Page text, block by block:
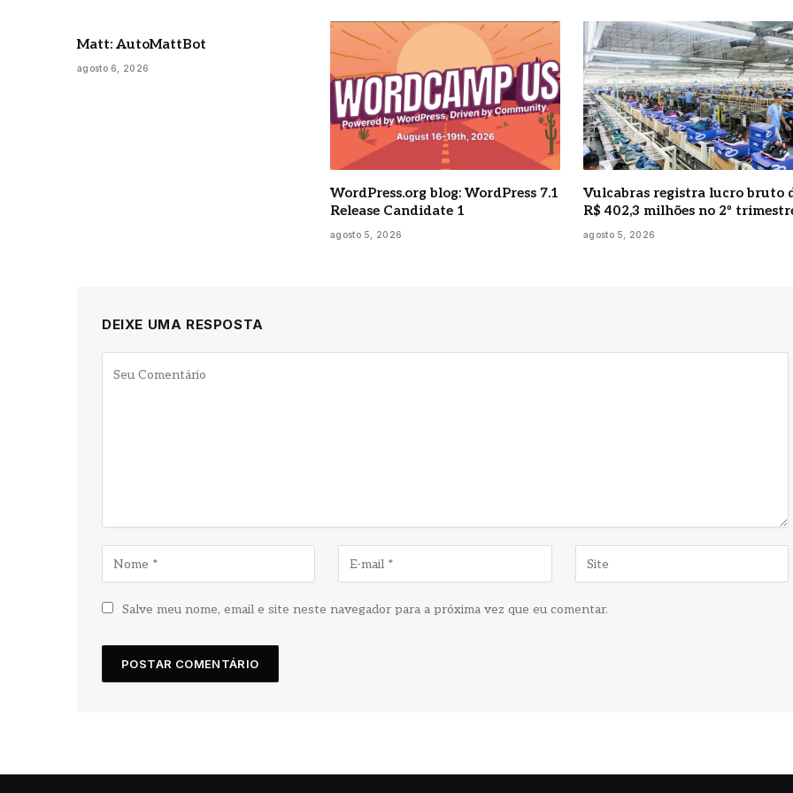
Matt: AutoMattBot
agosto 6, 2026
WordPress.org blog: WordPress 7.1
Release Candidate 1
agosto 5, 2026
Vulcabras registra lucro bruto
R$ 402,3 milhões no 2º
agosto 5, 2026
DEIXE UMA RESPOSTA
Salve meu nome, email e site neste navegador para a próxima vez que eu comentar.